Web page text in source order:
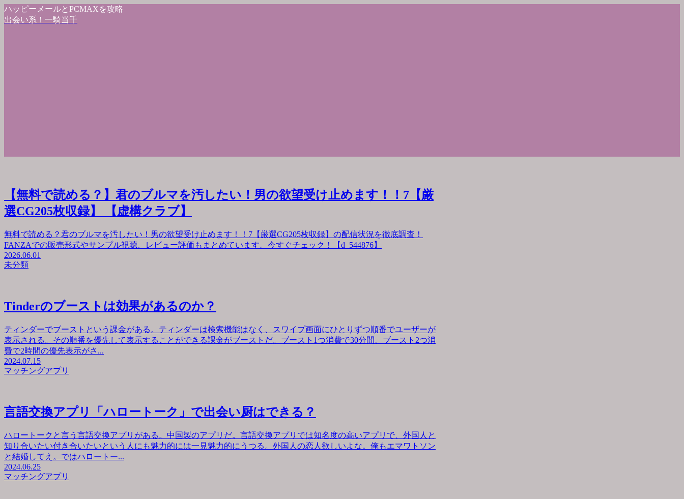
ハッピーメールとPCMAXを攻略
出会い系！一騎当千
【無料で読める？】君のブルマを汚したい！男の欲望受け止めます！！7【厳
選CG205枚収録】 【虚構クラブ】
無料で読める？君のブルマを汚したい！男の欲望受け止めます！！7【厳選CG205枚収録】の配信状況を徹底調査！
FANZAでの販売形式やサンプル視聴、レビュー評価もまとめています。今すぐチェック！【d_544876】
2026.06.01
未分類
Tinderのブーストは効果があるのか？
ティンダーでブーストという課金がある。ティンダーは検索機能はなく、スワイプ画面にひとりずつ順番でユーザーが
表示される。その順番を優先して表示することができる課金がブーストだ。ブースト1つ消費で30分間、ブースト2つ消
費で2時間の優先表示がさ...
2024.07.15
マッチングアプリ
言語交換アプリ「ハロートーク」で出会い厨はできる？
ハロートークと言う言語交換アプリがある。中国製のアプリだ。言語交換アプリでは知名度の高いアプリで、外国人と
知り合いたい付き合いたいという人にも魅力的には一見魅力的にうつる。外国人の恋人欲しいよな。俺もエマワトソン
と結婚してえ。ではハロートー...
2024.06.25
マッチングアプリ